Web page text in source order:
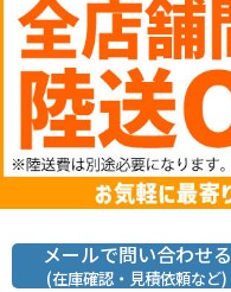
メールで問い合わせる
(在庫確認・見積依頼など)